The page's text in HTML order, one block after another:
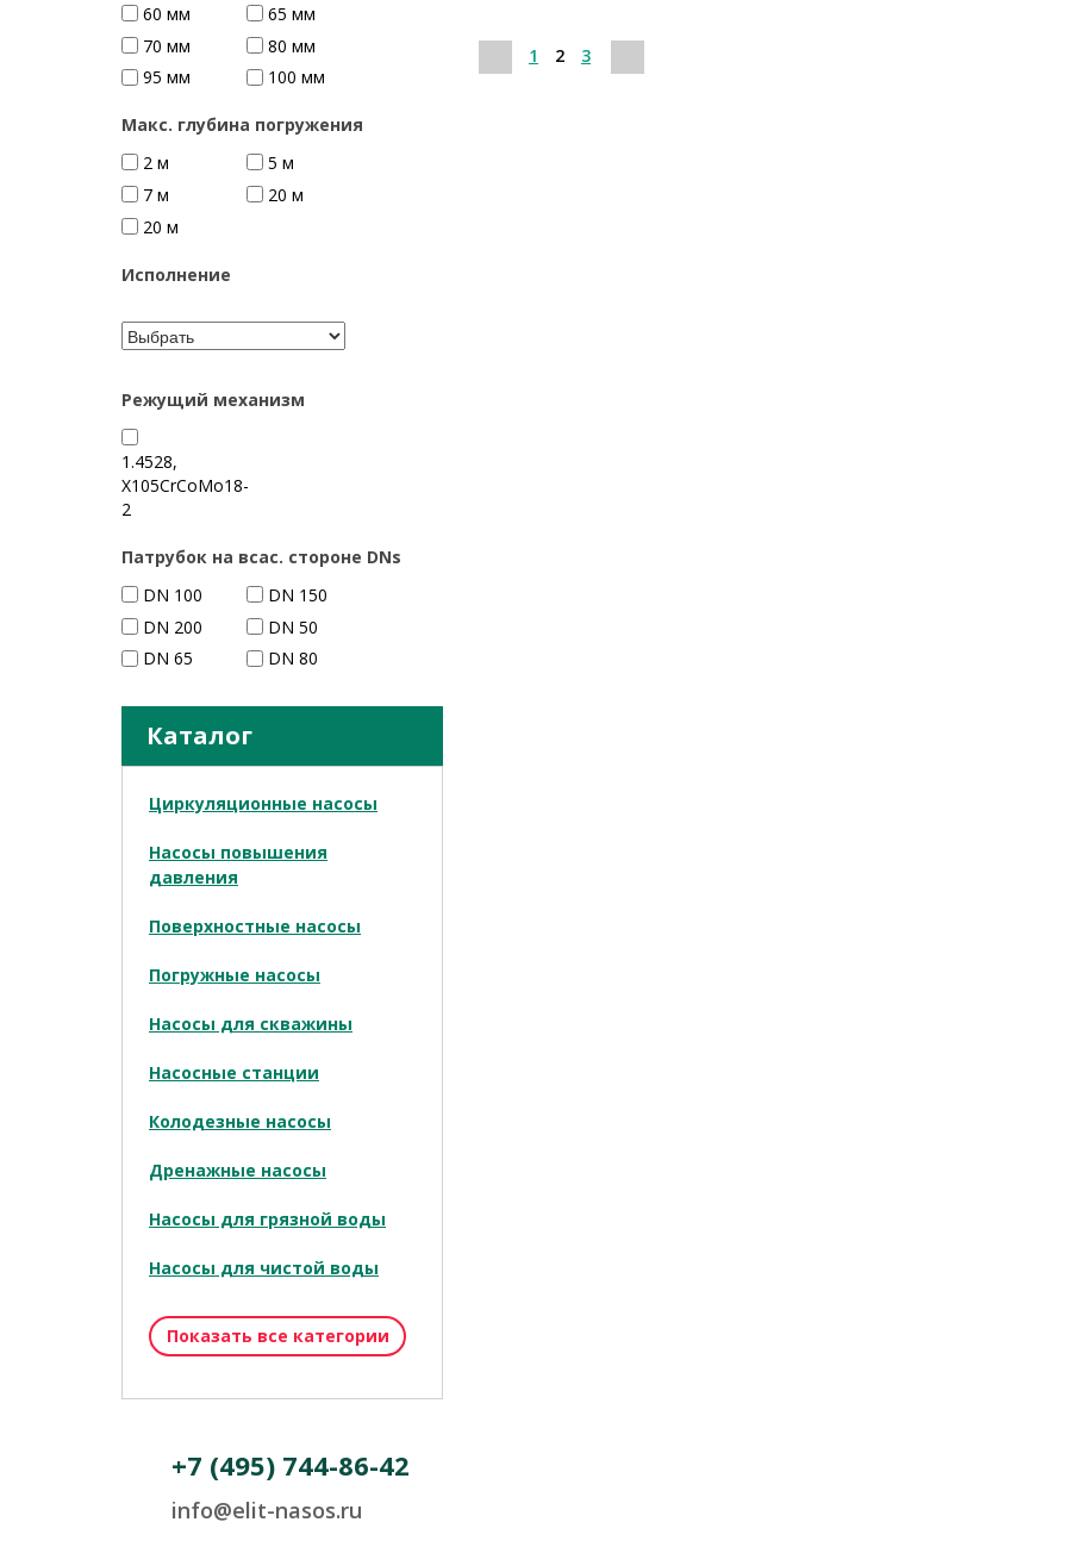
60 мм
65 мм
70 мм
80 мм
95 мм
100 мм
Макс. глубина погружения
2 м
5 м
7 м
20 м
20 м
Исполнение
Режущий механизм
1.4528,
X105CrCoMo18-
2
Патрубок на всас. стороне DNs
DN 100
DN 150
DN 200
DN 50
DN 65
DN 80
Каталог
Циркуляционные насосы
Насосы повышения
давления
Поверхностные насосы
Погружные насосы
Насосы для скважины
Насосные станции
Колодезные насосы
Дренажные насосы
Насосы для грязной воды
Насосы для чистой воды
Показать все категории
+7 (495) 744-86-42
info@elit-nasos.ru
1 2 3